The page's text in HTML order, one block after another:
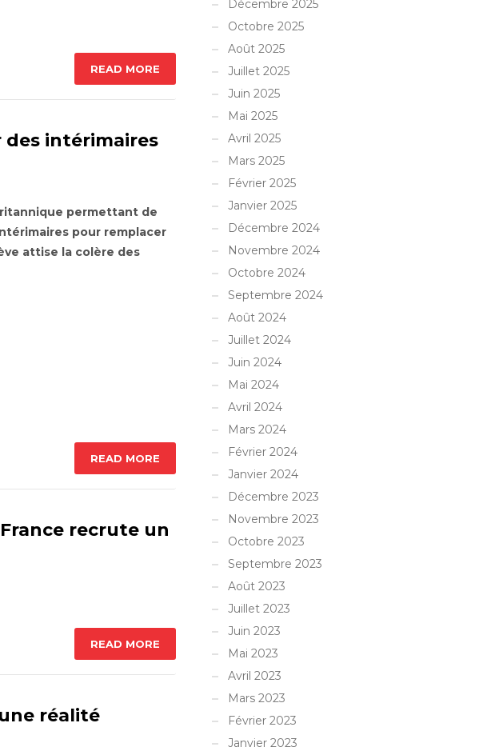
READ MORE
des intérimaires
permettant de
pour remplacer
attise la colère des
READ MORE
recrute un
READ MORE
réalité
Décembre 2025
Octobre 2025
Août 2025
Juillet 2025
Juin 2025
Mai 2025
Avril 2025
Mars 2025
Février 2025
Janvier 2025
Décembre 2024
Novembre 2024
Octobre 2024
Septembre 2024
Août 2024
Juillet 2024
Juin 2024
Mai 2024
Avril 2024
Mars 2024
Février 2024
Janvier 2024
Décembre 2023
Novembre 2023
Octobre 2023
Septembre 2023
Août 2023
Juillet 2023
Juin 2023
Mai 2023
Avril 2023
Mars 2023
Février 2023
Janvier 2023